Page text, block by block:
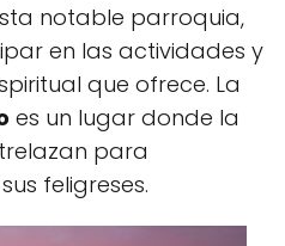
notable parroquia,
en las actividades y
que ofrece. La
es un lugar donde la
para
feligreses.